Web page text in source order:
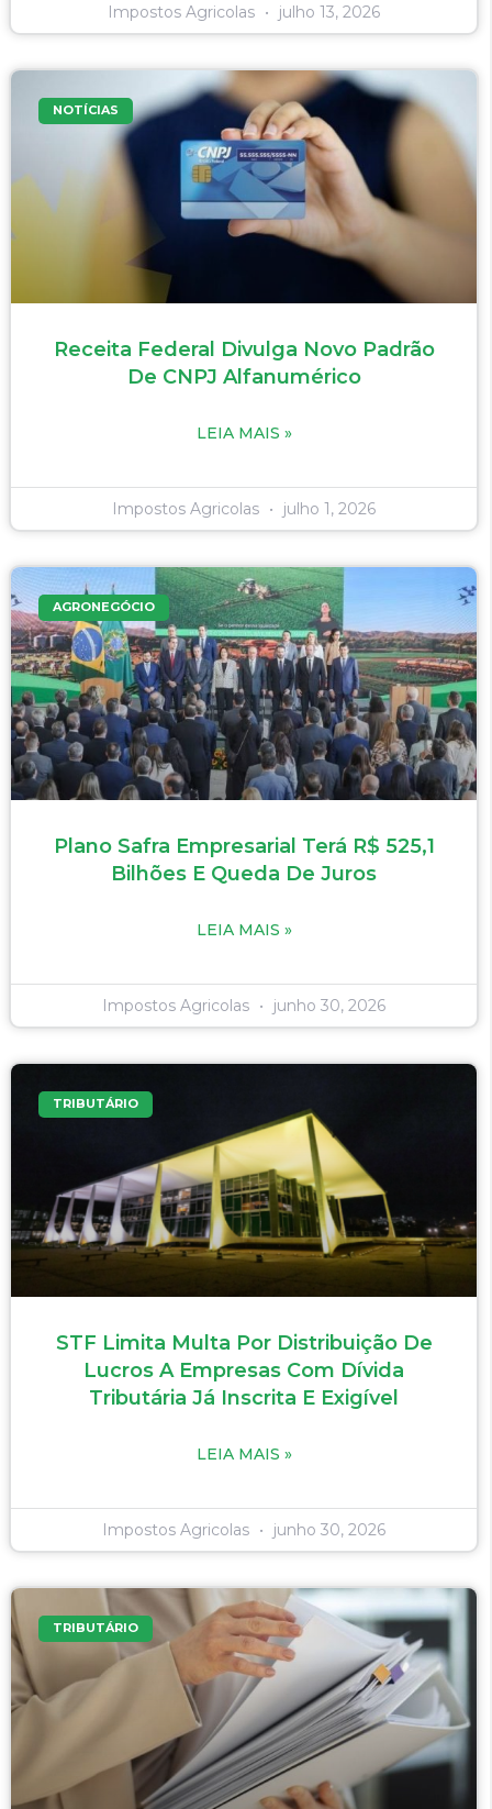
Impostos Agricolas julho 13, 2026
NOTÍCIAS
Receita Federal Divulga Novo Padrão
De CNPJ Alfanumérico
LEIA MAIS »
Impostos Agricolas julho 1, 2026
AGRONEGÓCIO
Plano Safra Empresarial Terá R$ 525,1
Bilhões E Queda De Juros
LEIA MAIS »
Impostos Agricolas junho 30, 2026
TRIBUTÁRIO
STF Limita Multa Por Distribuição De
Lucros A Empresas Com Dívida
Tributária Já Inscrita E Exigível
LEIA MAIS »
Impostos Agricolas junho 30, 2026
TRIBUTÁRIO